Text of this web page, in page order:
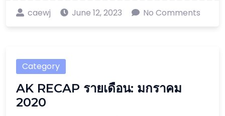
caewj June 12, 2023 No Comments
Category
AK RECAP รายเดือน: มกราคม
2020